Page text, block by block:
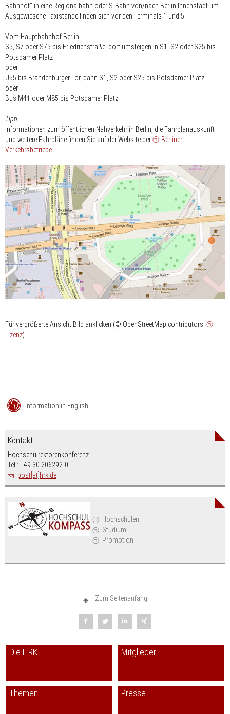
Bahnhof“ in eine Regionalbahn oder S-Bahn von/nach Berlin Innenstadt um.
Ausgewiesene Taxistände finden sich vor den Terminals 1 und 5.
Vom Hauptbahnhof Berlin
S5, S7 oder S75 bis Friedrichstraße, dort umsteigen in S1, S2 oder S25 bis
Potsdamer Platz
oder
U55 bis Brandenburger Tor, dann S1, S2 oder S25 bis Potsdamer Platz
oder
Bus M41 oder M85 bis Potsdamer Platz
Tipp
Informationen zum öffentlichen Nahverkehr in Berlin, die Fahrplanauskunft
und weitere Fahrpläne finden Sie auf der Website der
Berliner
Verkehrsbetriebe
Für vergrößerte Ansicht Bild anklicken (© OpenStreetMap contributors.
Lizenz)
Hochschulen
Studium
Promotion
Information in English
Kontakt
Hochschulrektorenkonferenz
Tel.: +49 30 206292-0
post[at]hrk.de
Zum Seitenanfang
Die HRK Mitglieder
Themen Presse